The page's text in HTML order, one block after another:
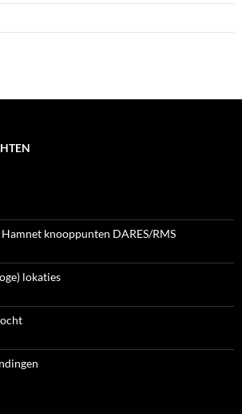
knooppunten DARES/RMS
lokaties